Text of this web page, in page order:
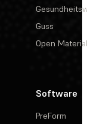
Guss
Open
Software
PreForm